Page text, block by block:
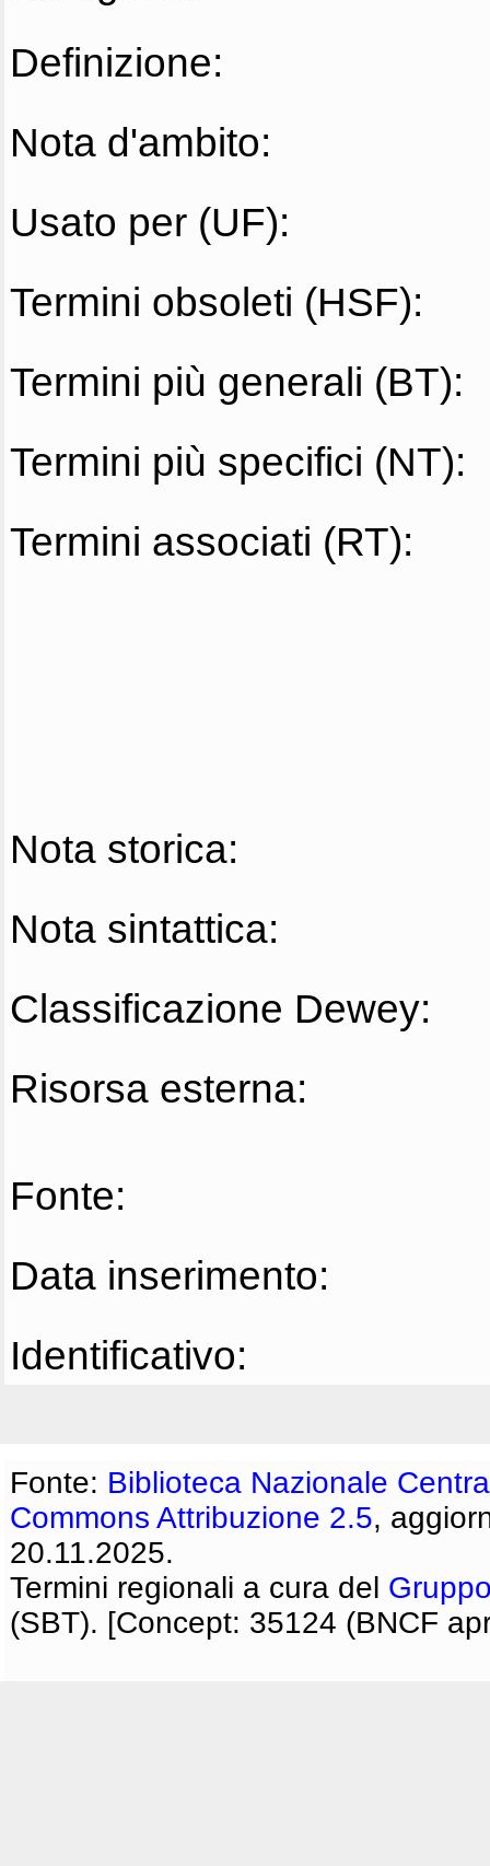
Definizione:
Nota d'ambito:
Usato per (UF):
Termini obsoleti (HSF):
Termini più generali (BT):
Termini più specifici (NT):
Termini associati (RT):
Nota storica:
Nota sintattica:
Classificazione Dewey:
Risorsa esterna:
Fonte:
Data inserimento:
Identificativo:
Fonte: Biblioteca Nazionale
Commons Attribuzione 2.5,
20.11.2025.
Termini regionali a cura del
(SBT). [Concept: 35124 (BNCF